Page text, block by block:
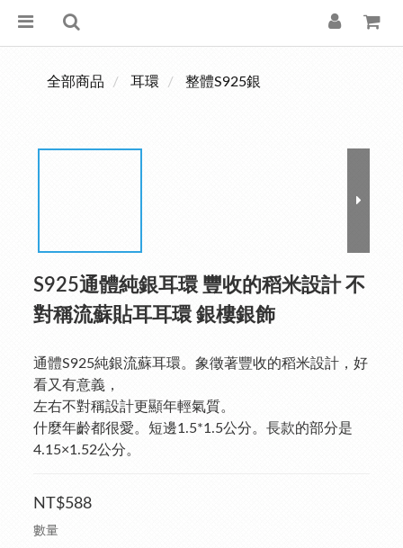
全部商品 耳環 整體S925銀
S925通體純銀耳環 豐收的稻米設計 不
對稱流蘇貼耳耳環 銀樓銀飾
通體S925純銀流蘇耳環。象徵著豐收的稻米設計，好
看又有意義，
左右不對稱設計更顯年輕氣質。
什麼年齡都很愛。短邊1.5*1.5公分。長款的部分是
4.15×1.52公分。
NT$588
數量